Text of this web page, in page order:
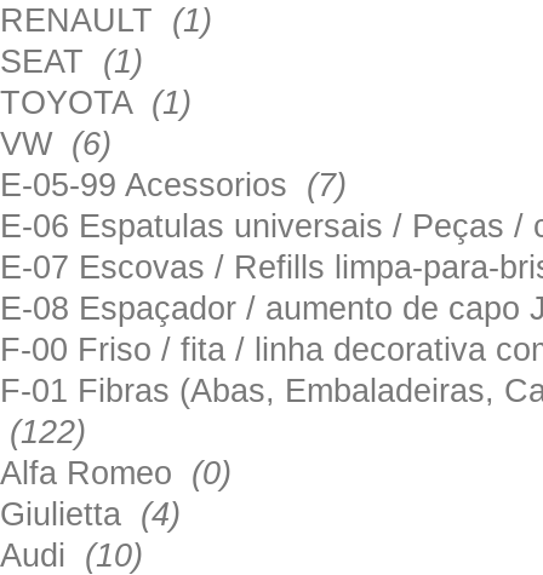
RENAULT (1)
SEAT (1)
TOYOTA (1)
VW (6)
E-05-99 Acessorios (7)
E-06 Espatulas universais / Peças
E-07 Escovas / Refills limpa-para-
E-08 Espaçador / aumento de
F-00 Friso / fita / linha decorativa
F-01 Fibras (Abas, Embaladeiras,
(122)
Alfa Romeo (0)
Giulietta (4)
Audi (10)